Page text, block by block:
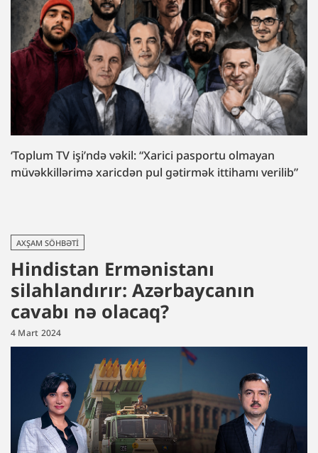
‘Toplum TV işi’ndə vəkil: “Xarici pasportu olmayan
müvəkkillərimə xaricdən pul gətirmək ittihamı verilib”
AXŞAM SÖHBƏTI
Hindistan Ermənistanı
silahlandırır: Azərbaycanın
cavabı nə olacaq?
4 Mart 2024